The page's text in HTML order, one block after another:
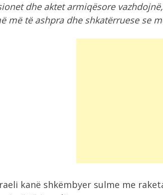
dhe aktet armiqësore
më të ashpra dhe shkatërruese se
kanë shkëmbyer sulme me
VIDEO/ Emigranti vdes tragjikisht
ndërsa përpiqej të...